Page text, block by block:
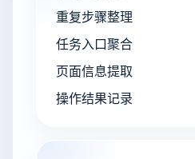
重复步骤整理
任务入口聚合
页面信息提取
操作结果记录